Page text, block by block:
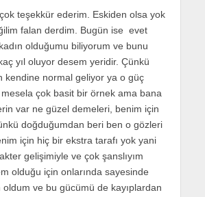
teşekkür ederim. Eskiden olsa yok
falan derdim. Bugün ise evet
olduğumu biliyorum ve bunu
yıl oluyor desem yeridir. Çünkü
kendine normal geliyor ya o güç
çok basit bir örnek ama bana
var ne güzel demeleri, benim için
doğduğumdan beri ben o gözleri
için hiç bir ekstra tarafı yok yani
gelişimiyle ve çok şanslıyım
olduğu için onlarında sayesinde
oldum ve bu gücümü de kayıplardan